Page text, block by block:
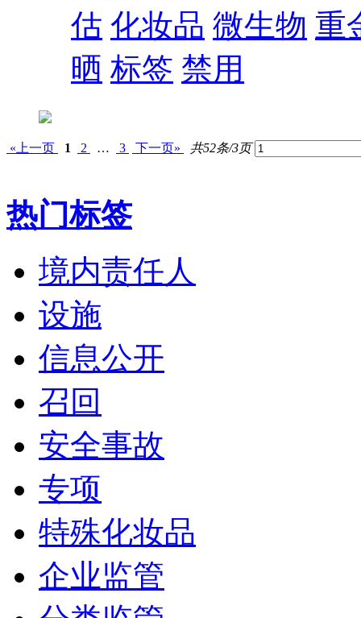
估 化妆品 微生物 重
晒 标签 禁用
«上一页 1 2 … 3 下一页» 共52条/3页
热门标签
境内责任人
设施
信息公开
召回
安全事故
专项
特殊化妆品
企业监管